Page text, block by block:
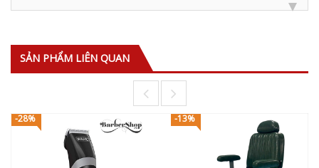
SẢN PHẨM LIÊN QUAN
-28% -13%